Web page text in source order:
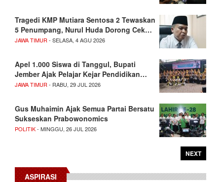
Tragedi KMP Mutiara Sentosa 2 Tewaskan
5 Penumpang, Nurul Huda Dorong Cek…
JAWA TIMUR - SELASA, 4 AGU 2026
Apel 1.000 Siswa di Tanggul, Bupati
Jember Ajak Pelajar Kejar Pendidikan…
JAWA TIMUR - RABU, 29 JUL 2026
Gus Muhaimin Ajak Semua Partai Bersatu
Sukseskan Prabowonomics
POLITIK- MINGGU, 26 JUL 2026
NEXT
ASPIRASI